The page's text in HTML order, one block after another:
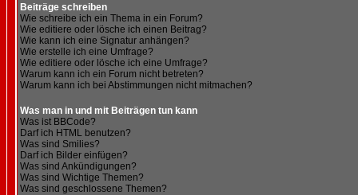
Beiträge schreiben
Wie schreibe ich ein Thema in ein Forum?
Wie editiere oder lösche ich einen Beitrag?
Wie kann ich eine Signatur anhängen?
Wie erstelle ich eine Umfrage?
Wie editiere oder lösche ich eine Umfrage?
Warum kann ich ein Forum nicht betreten?
Warum kann ich bei Abstimmungen nicht mitmachen?
Was man in und mit Beiträgen tun kann
Was ist BBCode?
Darf ich HTML benutzen?
Was sind Smilies?
Darf ich Bilder einfügen?
Was sind Ankündigungen?
Was sind Wichtige Themen?
Was sind geschlossene Themen?